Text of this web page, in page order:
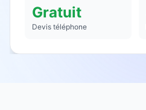
Gratuit
Devis téléphone